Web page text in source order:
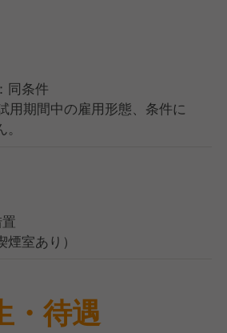
同条件
用期間中の雇用形態、条件に
室あり）
・待遇